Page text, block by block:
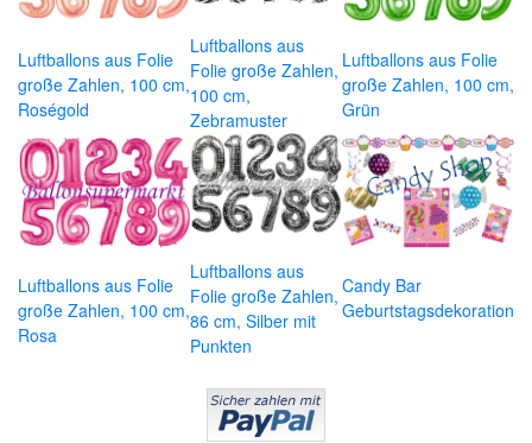
Luftballons aus Folie
große Zahlen, 100 cm,
Roségold
Luftballons aus
Folie große Zahlen,
100 cm,
Zebramuster
Luftballons aus Folie
große Zahlen, 100 cm,
Grün
Luftballons aus Folie
große Zahlen, 100 cm,
Rosa
Luftballons aus
Folie große Zahlen,
86 cm, Silber mit
Punkten
Candy Bar
Geburtstagsdekoration